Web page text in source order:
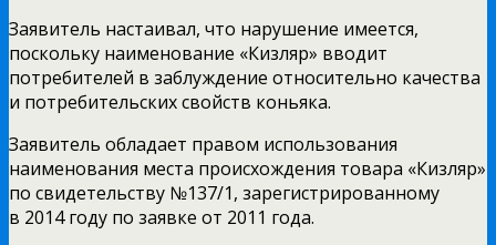
Заявитель настаивал, что нарушение имеется,
поскольку наименование «Кизляр» вводит
потребителей в заблуждение относительно качества
и потребительских свойств коньяка.
Заявитель обладает правом использования
наименования места происхождения товара «Кизляр»
по свидетельству №137/1, зарегистрированному
в 2014 году по заявке от 2011 года.